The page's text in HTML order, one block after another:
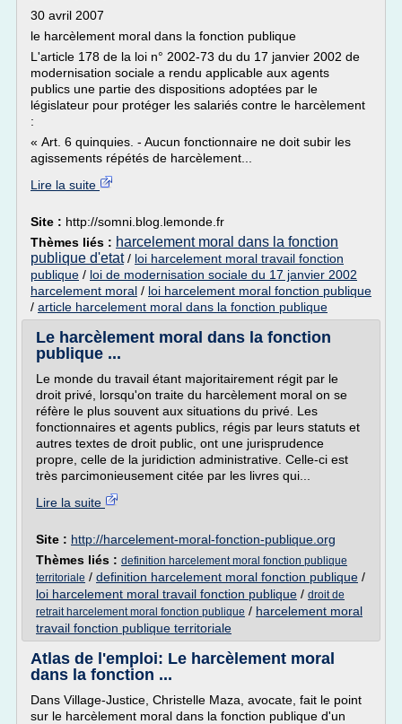
30 avril 2007
le harcèlement moral dans la fonction publique
L'article 178 de la loi n° 2002-73 du du 17 janvier 2002 de
modernisation sociale a rendu applicable aux agents
publics une partie des dispositions adoptées par le
législateur pour protéger les salariés contre le harcèlement
:
« Art. 6 quinquies. - Aucun fonctionnaire ne doit subir les
agissements répétés de harcèlement...
Lire la suite
Site : http://somni.blog.lemonde.fr
Thèmes liés : harcelement moral dans la fonction
publique d'etat/ loi harcelement moral travail fonction
publique / loi de modernisation sociale du 17 janvier 2002
harcelement moral / loi harcelement moral fonction publique
/ article harcelement moral dans la fonction publique
Le harcèlement moral dans la fonction
publique ...
Le monde du travail étant majoritairement régit par le
droit privé, lorsqu'on traite du harcèlement moral on se
réfère le plus souvent aux situations du privé. Les
fonctionnaires et agents publics, régis par leurs statuts et
autres textes de droit public, ont une jurisprudence
propre, celle de la juridiction administrative. Celle-ci est
très parcimonieusement citée par les livres qui...
Lire la suite
Site : http://harcelement-moral-fonction-publique.org
Thèmes liés : definition harcelement moral fonction publique
territoriale / definition harcelement moral fonction publique /
loi harcelement moral travail fonction publique / droit de
retrait harcelement moral fonction publique / harcelement moral
travail fonction publique territoriale
Atlas de l'emploi: Le harcèlement moral
dans la fonction ...
Dans Village-Justice, Christelle Maza, avocate, fait le point
sur le harcèlement moral dans la fonction publique d'un